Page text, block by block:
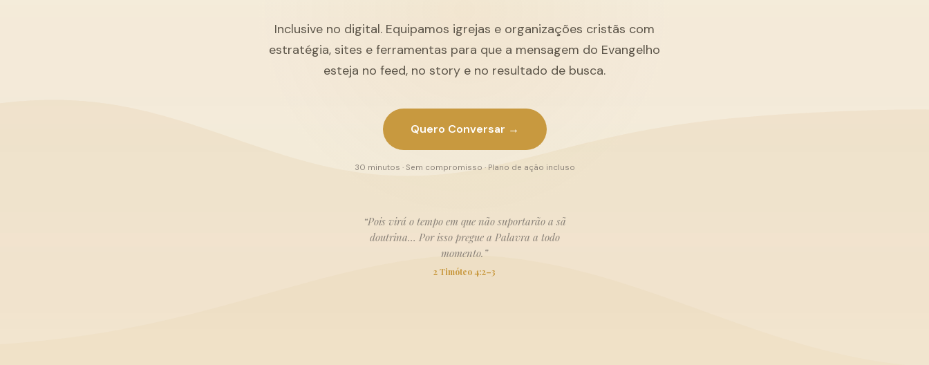
Inclusive no digital. Equipamos igrejas e organizações cristãs com
estratégia, sites e ferramentas para que a mensagem do Evangelho
esteja no feed, no story e no resultado de busca.
Quero Conversar →
30 minutos · Sem compromisso · Plano de ação incluso
“Pois virá o tempo em que não suportarão a sã
doutrina… Por isso pregue a Palavra a todo
momento.”
2 Timóteo 4:2–3